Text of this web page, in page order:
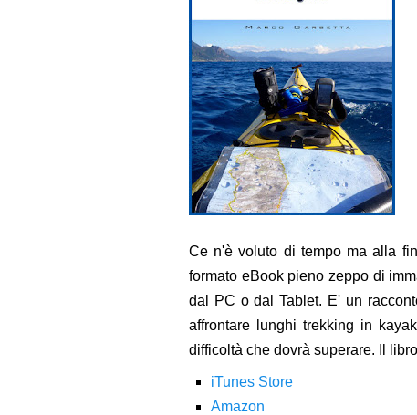
Ce n'è voluto di tempo ma alla
formato eBook pieno zeppo di
dal PC o dal Tablet. E' un
affrontare lunghi trekking in
difficoltà che dovrà superare. Il
iTunes Store
Amazon